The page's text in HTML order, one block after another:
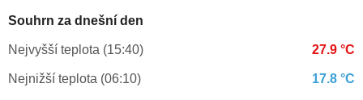
Souhrn za dnešní den
Nejvyšší teplota (15:40) 27.9 °C
Nejnižší teplota (06:10) 17.8 °C